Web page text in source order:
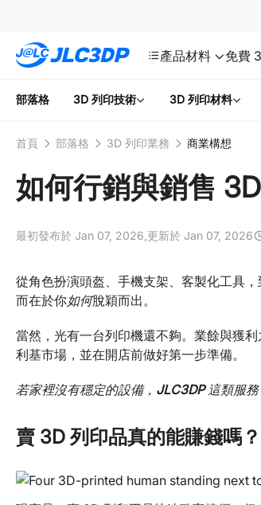
產品材料 免費
部落格 3D 列印技術 3D 列印材料
首頁 部落格 3D 列印業務 商業構想
如何行銷與銷售
最初發布於 Jan 07, 2026, 更新於 Jan 07, 2026
從角色扮演頭盔、手機支架、客製化工具
而在於你如何脫穎而出。
當然，光有一台列印機還不夠。業餘與獲
利基市場，並在開店前做好第一步準備。
若家裡沒有穩定的設備， JLC3DP這類服務
賣 3D 列印品真的能賺錢嗎？